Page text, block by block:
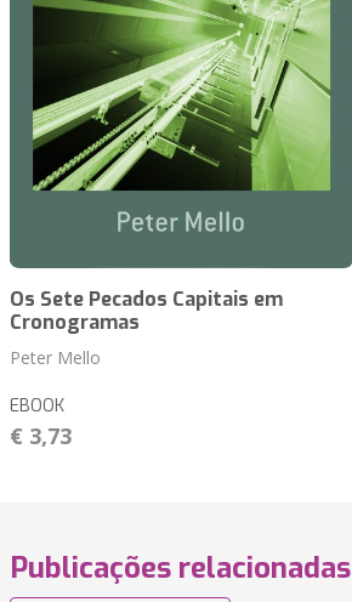
Os Sete Pecados Capitais em
Cronogramas
Peter Mello
EBOOK
€ 3,73
Publicações relacionadas